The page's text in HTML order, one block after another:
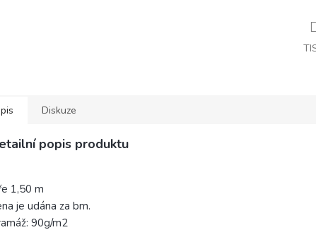
Diskuze
popis produktu
1,50 m
je udána za bm.
90g/m2